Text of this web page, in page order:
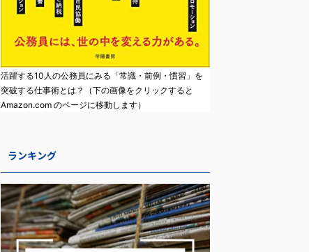
活躍する10人の公務員にみる「常識・前例・慣習」を
突破する仕事術とは？（下の画像をクリックすると
Amazon.com のページに移動します）
ランキング